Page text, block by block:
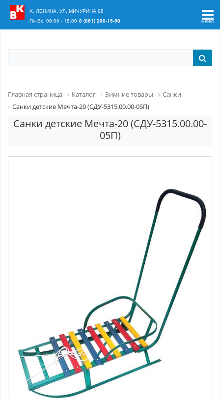
Ваш регион:
Х. ЛЕНИНА, УЛ. МИЧУРИНА 98
Пн-Вс: 09:00 - 18:00 8 (861) 290-15-58
Главная страница Каталог Зимние товары
Санки
Санки детские Мечта-20 (СДУ-5315.00.00-05П)
Санки детские Мечта-20 (СДУ-5315.00.00-
05П)